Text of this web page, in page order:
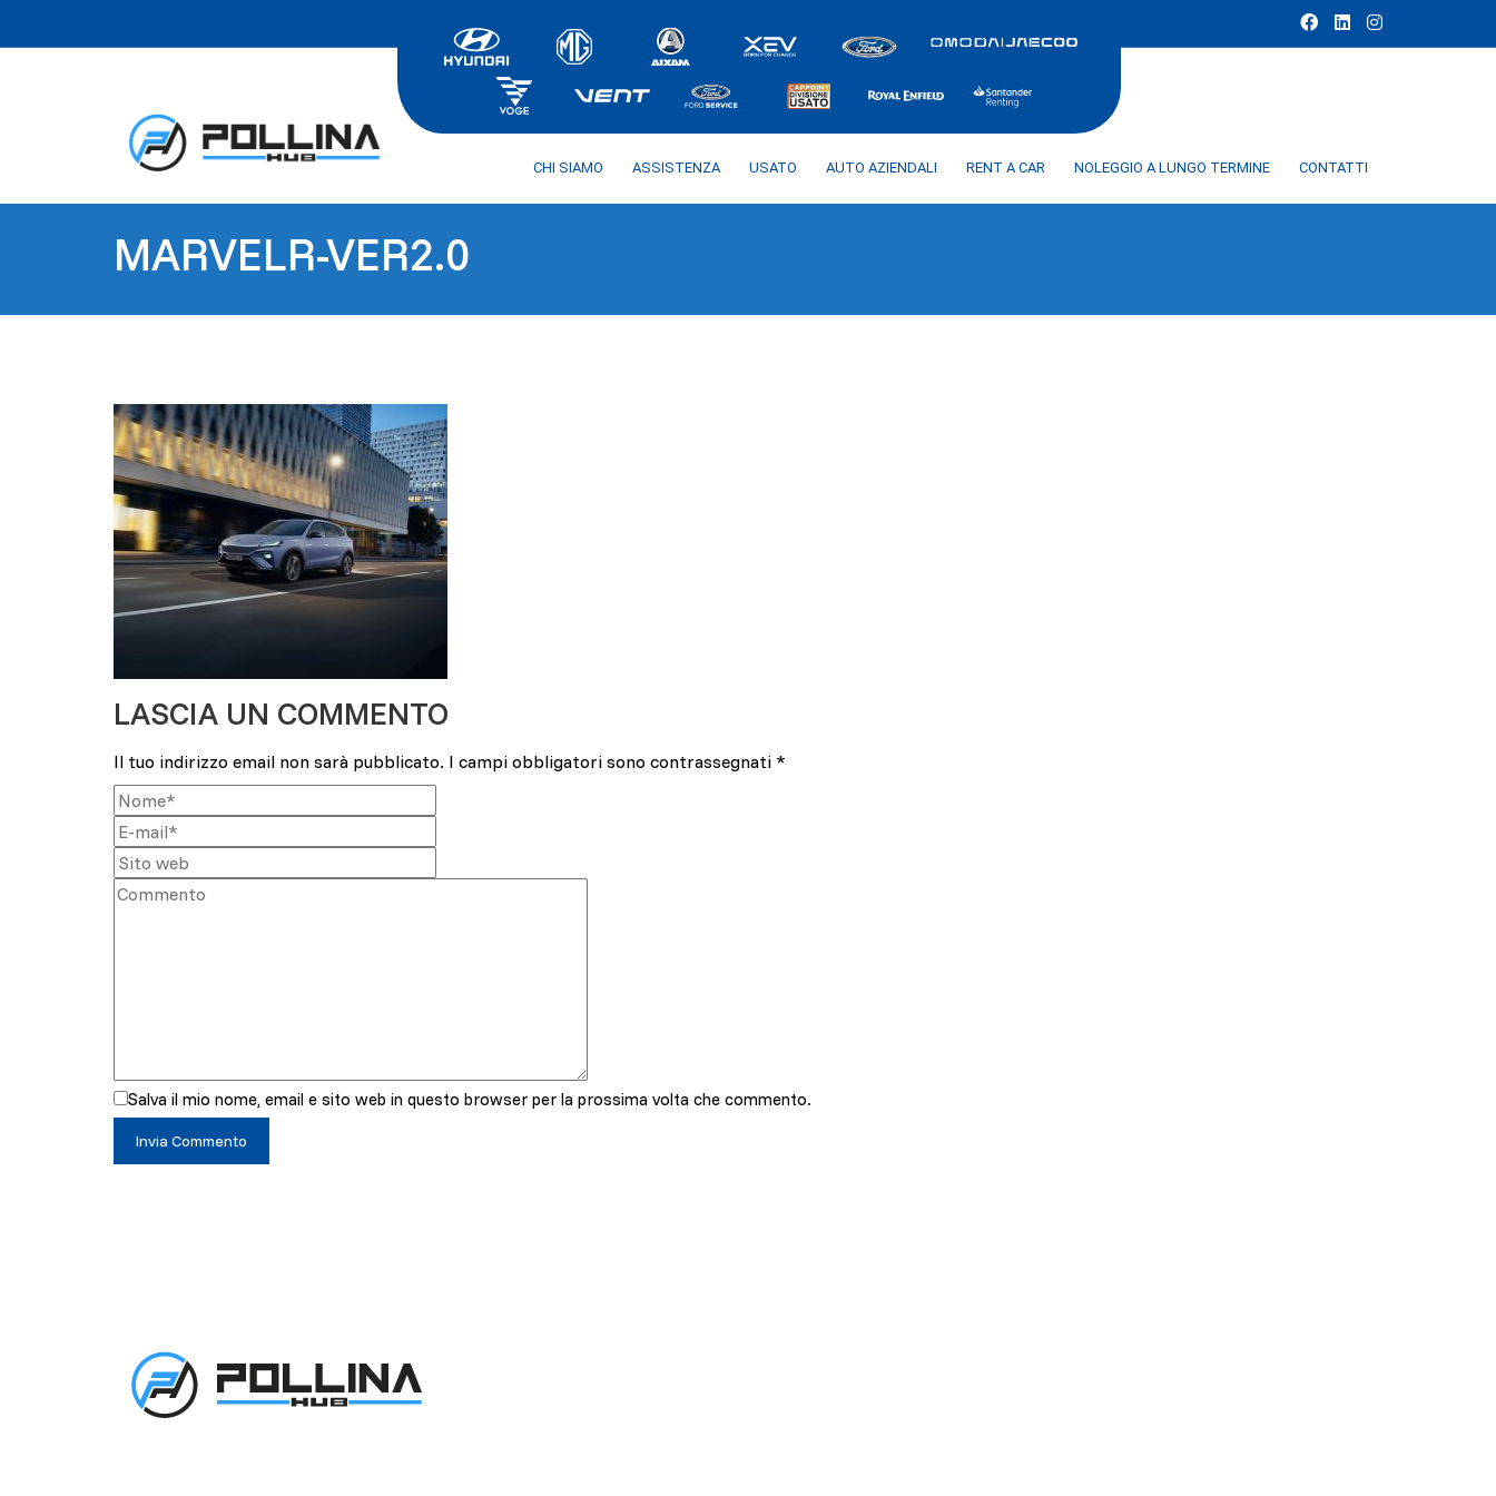
CHI SIAMO ASSISTENZA USATO AUTO AZIENDALI RENT A CAR NOLEGGIO A LUNGO TERMINE CONTATTI
MARVELR-VER2.0
LASCIA UN COMMENTO
Il tuo indirizzo email non sarà pubblicato. I campi obbligatori sono contrassegnati *
Salva il mio nome, email e sito web in questo browser per la prossima volta che commento.